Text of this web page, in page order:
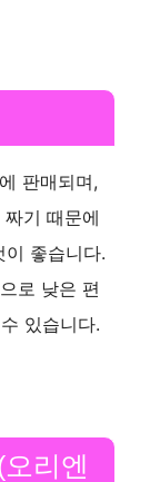
판매되며,
기 때문에
좋습니다.
로 낮은 편
있습니다.
리엔